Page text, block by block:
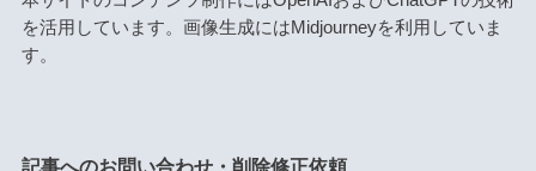
を活用しています。画像生成にはMidjourneyを利用していま
す。
記事へのお問い合わせ・削除修正依頼